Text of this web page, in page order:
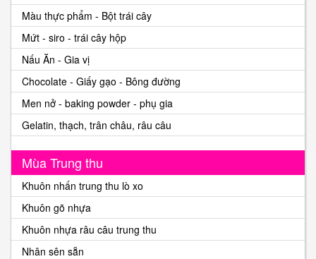
Màu thực phẩm - Bột trái cây
Mứt - siro - trái cây hộp
Nấu Ăn - Gia vị
Chocolate - Giấy gạo - Bông đường
Men nở - baking powder - phụ gia
Gelatin, thạch, trân châu, râu câu
Mùa Trung thu
Khuôn nhấn trung thu lò xo
Khuôn gõ nhựa
Khuôn nhựa râu câu trung thu
Nhân sên sẵn